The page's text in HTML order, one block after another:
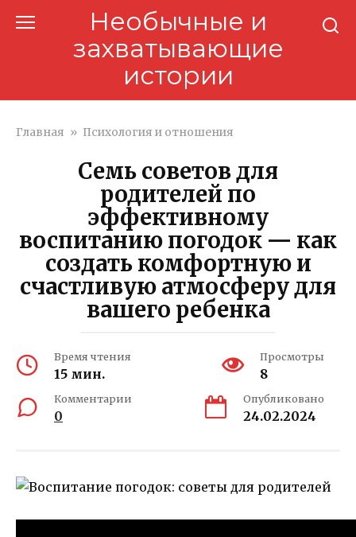
Необычные и
захватывающие
истории
Главная » Психология и отношения
Семь советов для
родителей по
эффективному
воспитанию погодок — как
создать комфортную и
счастливую атмосферу для
вашего ребенка
Время чтения
15 мин.
Просмотры
8
Комментарии
0
Опубликовано
24.02.2024